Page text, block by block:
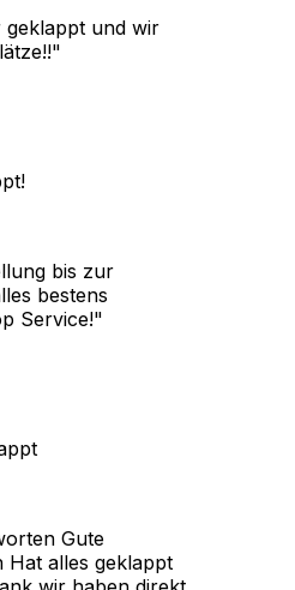
und wir
bis zur
bestens
Service!"
Gute
Hat alles geklappt